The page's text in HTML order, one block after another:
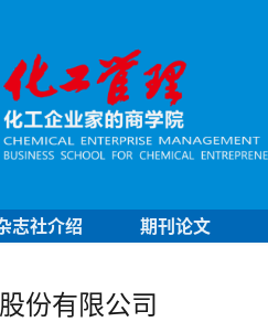
志社介绍 期刊论文
份有限公司